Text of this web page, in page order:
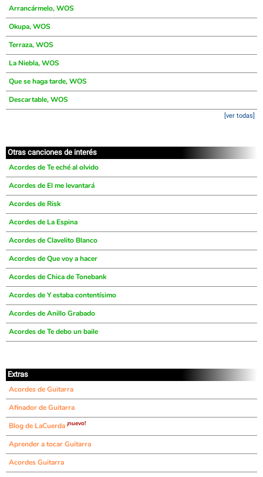
Arrancármelo, WOS
Okupa, WOS
Terraza, WOS
La Niebla, WOS
Que se haga tarde, WOS
Descartable, WOS
[ver todas]
Otras canciones de interés
Acordes de Te eché al olvido
Acordes de El me levantará
Acordes de Risk
Acordes de La Espina
Acordes de Clavelito Blanco
Acordes de Que voy a hacer
Acordes de Chica de Tonebank
Acordes de Y estaba contentísimo
Acordes de Anillo Grabado
Acordes de Te debo un baile
Extras
Acordes de Guitarra
Afinador de Guitarra
Blog de LaCuerda ¡nuevo!
Aprender a tocar Guitarra
Acordes Guitarra